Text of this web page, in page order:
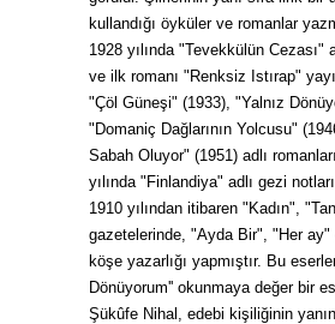
kullandığı öyküler ve romanlar
1928 yılında "Tevekkülün Cezası"
ve ilk romanı "Renksiz Istırap"
"Çöl Güneşi" (1933), "Yalnız
"Domaniç Dağlarının Yolcusu"
Sabah Oluyor" (1951) adlı
yılında "Finlandiya" adlı gezi
1910 yılından itibaren "Kadın",
gazetelerinde, "Ayda Bir", "Her ay"
köşe yazarlığı yapmıştır. Bu
Dönüyorum'' okunmaya değer bir
Şükûfe Nihal, edebi kişiliğinin